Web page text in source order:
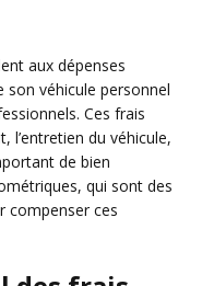
aux dépenses
son véhicule personnel
Ces frais
l’entretien du véhicule,
de bien
qui sont des
compenser ces